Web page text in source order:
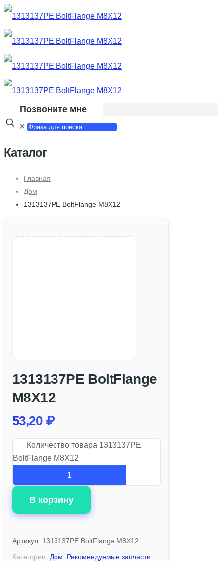
Позвоните мне
✕
Каталог
Главная
Дом
1313137PE BoltFlange M8X12
1313137PE BoltFlange
M8X12
53,20 ₽
Количество товара 1313137PE
BoltFlange M8X12
В корзину
Артикул: 1313137PE BoltFlange M8X12
Категории: Дом
Рекомендуемые запчасти